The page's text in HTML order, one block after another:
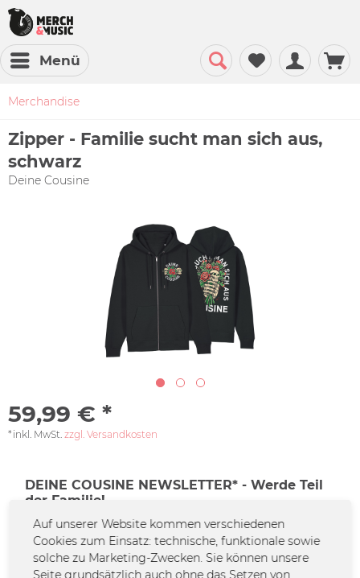
Menü
Merchandise
Zipper - Familie sucht man sich aus,
schwarz
Deine Cousine
59,99 € *
*inkl. MwSt. zzgl. Versandkosten
DEINE COUSINE NEWSLETTER* - Werde Teil
der Familie!
Jetzt den Newsletter abonnieren und keine
Familiendramen mehr verpassen!
Auf unserer Website kommen verschiedenen
Cookies zum Einsatz: technische, funktionale sowie
solche zu Marketing-Zwecken. Sie können unsere
Seite grundsätzlich auch ohne das Setzen von